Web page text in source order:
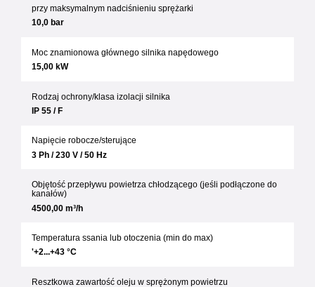
przy maksymalnym nadciśnieniu sprężarki
10,0 bar
Moc znamionowa głównego silnika napędowego
15,00 kW
Rodzaj ochrony/klasa izolacji silnika
IP 55 / F
Napięcie robocze/sterujące
3 Ph / 230 V / 50 Hz
Objętość przepływu powietrza chłodzącego (jeśli podłączone do
kanałów)
4500,00 m³/h
Temperatura ssania lub otoczenia (min do max)
'+2...+43 °C
Resztkowa zawartość oleju w sprężonym powietrzu